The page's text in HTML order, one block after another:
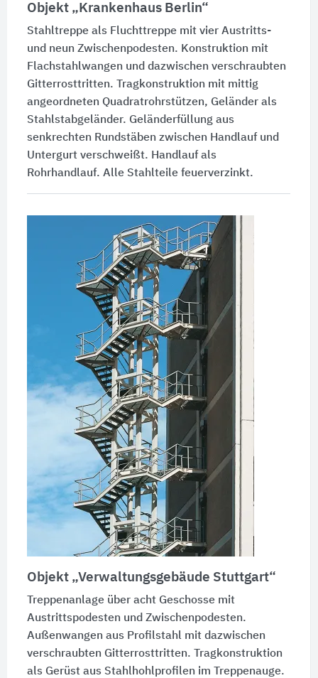
Objekt „Krankenhaus Berlin“
Stahltreppe als Fluchttreppe mit vier Austritts-
und neun Zwischenpodesten. Konstruktion mit
Flachstahlwangen und dazwischen verschraubten
Gitterrosttritten. Tragkonstruktion mit mittig
angeordneten Quadratrohrstützen, Geländer als
Stahlstabgeländer. Geländerfüllung aus
senkrechten Rundstäben zwischen Handlauf und
Untergurt verschweißt. Handlauf als
Rohrhandlauf. Alle Stahlteile feuerverzinkt.
Objekt „Verwaltungsgebäude Stuttgart“
Treppenanlage über acht Geschosse mit
Austrittspodesten und Zwischenpodesten.
Außenwangen aus Profilstahl mit dazwischen
verschraubten Gitterrosttritten. Tragkonstruktion
als Gerüst aus Stahlhohlprofilen im Treppenauge.